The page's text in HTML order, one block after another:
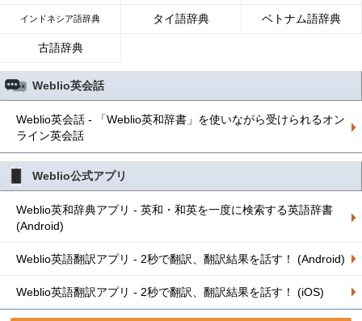
インドネシア語辞典 タイ語辞典 ベトナム語辞典
古語辞典
Weblio英会話
Weblio英会話 - 「Weblio英和辞書」を使いながら受けられるオン
ライン英会話
Weblio公式アプリ
Weblio英和辞典アプリ - 英和・和英を一度に検索する英語辞書
(Android)
Weblio英語翻訳アプリ - 2秒で翻訳、翻訳結果を話す！ (Android)
Weblio英語翻訳アプリ - 2秒で翻訳、翻訳結果を話す！ (iOS)